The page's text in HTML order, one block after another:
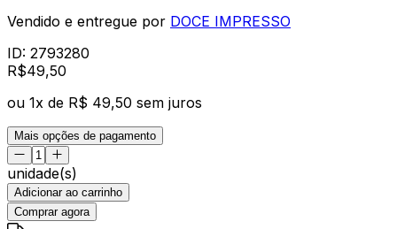
Vendido e entregue por DOCE IMPRESSO
ID: 2793280
R$49,50
ou 1x de R$ 49,50 sem juros
Mais opções de pagamento
unidade(s)
Adicionar ao carrinho
Comprar agora